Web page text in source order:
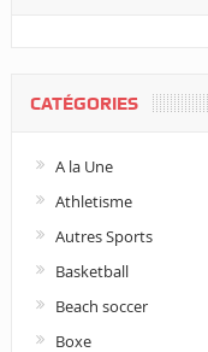
CATÉGORIES
A la Une
Athletisme
Autres Sports
Basketball
Beach soccer
Boxe